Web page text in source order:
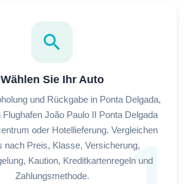
search
Wählen Sie Ihr Auto
und Rückgabe in Ponta Delgada,
João Paulo II Ponta Delgada
oder Hotellieferung. Vergleichen
nach Preis, Klasse, Versicherung,
Kaution, Kreditkartenregeln und
Zahlungsmethode.